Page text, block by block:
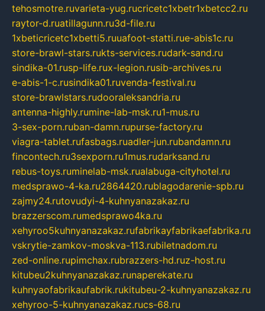
tehosmotre.ruvarieta-yug.rucricetc1xbetr1xbetcc2.ru
raytor-d.ruatillagunn.ru3d-file.ru
1xbeticricetc1xbetti5.ruuafoot-statti.rue-abis1c.ru
store-brawl-stars.rukts-services.rudark-sand.ru
sindika-01.rusp-life.rux-legion.rusib-archives.ru
e-abis-1-c.rusindika01.ruvenda-festival.ru
store-brawlstars.rudooraleksandria.ru
antenna-highly.rumine-lab-msk.ru1-mus.ru
3-sex-porn.ruban-damn.rupurse-factory.ru
viagra-tablet.rufasbags.ruadler-jun.rubandamn.ru
fincontech.ru3sexporn.ru1mus.rudarksand.ru
rebus-toys.ruminelab-msk.rualabuga-cityhotel.ru
medsprawo-4-ka.ru2864420.rublagodarenie-spb.ru
zajmy24.rutovudyi-4-kuhnyanazakaz.ru
brazzerscom.rumedsprawo4ka.ru
xehyroo5kuhnyanazakaz.rufabrikayfabrikaefabrika.ru
vskrytie-zamkov-moskva-113.rubiletnadom.ru
zed-online.rupimchax.rubrazzers-hd.ruz-host.ru
kitubeu2kuhnyanazakaz.runaperekate.ru
kuhnyaofabrikaufabrik.rukitubeu-2-kuhnyanazakaz.ru
xehyroo-5-kuhnyanazakaz.rucs-68.ru